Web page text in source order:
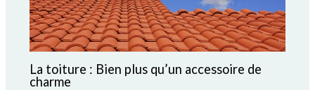
La toiture : Bien plus qu’un accessoire de
charme